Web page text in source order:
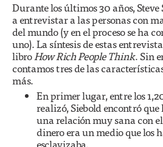
Durante los últimos 30 años, Steve
a entrevistar a las personas con
del mundo (y en el proceso se ha
uno). La síntesis de estas
libroHow Rich People Think. Sin
contamos tres de las
más.
En primer lugar, entre los
realizó, Siebold encontró
una relación muy sana con
dinero era un medio que los